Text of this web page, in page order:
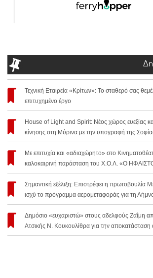
Τεχνική Εταιρεία «Κρίτων»: Το σταθερό σας
επιτυχημένο έργο
House of Light and Spirit: Νέος χώρος ευεξίας
κίνησης στη Μύρινα με την υπογραφή της
Με επιτυχία και «αδιαχώρητο» στο
καλοκαιρινή παράσταση του Χ.Ο.Λ. «Ο
Σημαντική εξέλιξη: Επιστρέφει η
ισχύ το πρόγραμμα αερομεταφοράς για τη
Δημόσιο «ευχαριστώ» στους αδελφούς Ζαΐμη
Ατσικής Ν. Κουκουλίθρα για την αποκατάσταση